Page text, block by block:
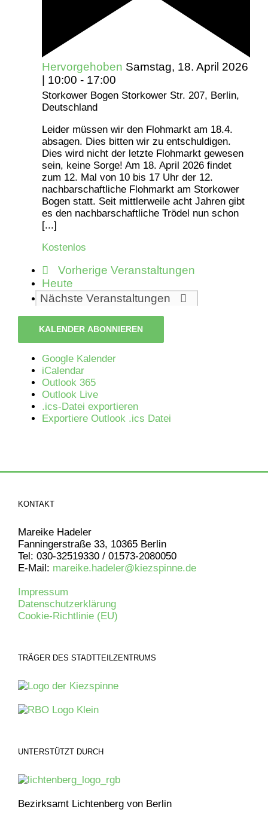
Hervorgehoben Samstag, 18. April 2026
| 10:00 - 17:00
Storkower Bogen Storkower Str. 207, Berlin,
Deutschland
Leider müssen wir den Flohmarkt am 18.4.
absagen. Dies bitten wir zu entschuldigen.
Dies wird nicht der letzte Flohmarkt gewesen
sein, keine Sorge! Am 18. April 2026 findet
zum 12. Mal von 10 bis 17 Uhr der 12.
nachbarschaftliche Flohmarkt am Storkower
Bogen statt. Seit mittlerweile acht Jahren gibt
es den nachbarschaftliche Trödel nun schon
[...]
Kostenlos
VorherigeVeranstaltungen
Heute
Nächste Veranstaltungen
KALENDER ABONNIEREN
Google Kalender
iCalendar
Outlook 365
Outlook Live
.ics-Datei exportieren
Exportiere Outlook .ics Datei
KONTAKT
Mareike Hadeler
Fanningerstraße 33, 10365 Berlin
Tel: 030-32519330 / 01573-2080050
E-Mail: mareike.hadeler@kiezspinne.de
Impressum
Datenschutzerklärung
Cookie-Richtlinie (EU)
TRÄGER DES STADTTEILZENTRUMS
UNTERSTÜTZT DURCH
Bezirksamt Lichtenberg von Berlin